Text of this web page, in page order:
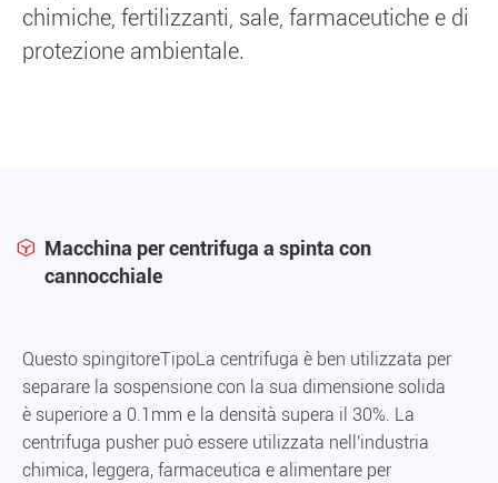
chimiche, fertilizzanti, sale, farmaceutiche e di
protezione ambientale.

Macchina per centrifuga a spinta con
cannocchiale
Questo spingitoreTipoLa centrifuga è ben utilizzata per
separare la sospensione con la sua dimensione solida
è superiore a 0.1mm e la densità supera il 30%. La
centrifuga pusher può essere utilizzata nell'industria
chimica, leggera, farmaceutica e alimentare per